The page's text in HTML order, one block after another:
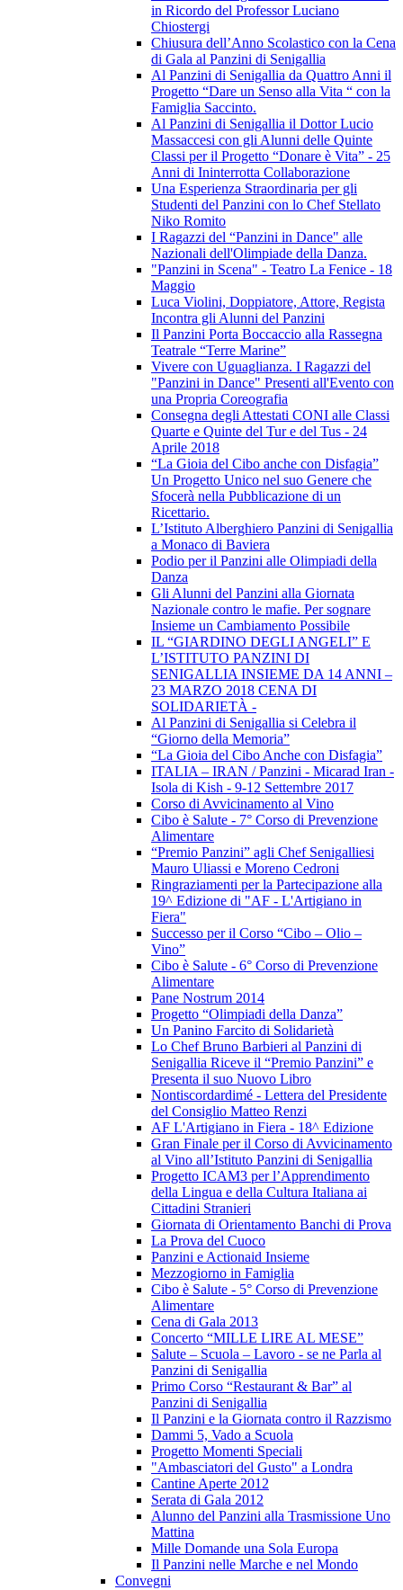
in Ricordo del Professor Luciano
Chiostergi
Chiusura dell’Anno Scolastico con la Cena
di Gala al Panzini di Senigallia
Al Panzini di Senigallia da Quattro Anni il
Progetto “Dare un Senso alla Vita “ con la
Famiglia Saccinto.
Al Panzini di Senigallia il Dottor Lucio
Massaccesi con gli Alunni delle Quinte
Classi per il Progetto “Donare è Vita” - 25
Anni di Ininterrotta Collaborazione
Una Esperienza Straordinaria per gli
Studenti del Panzini con lo Chef Stellato
Niko Romito
I Ragazzi del “Panzini in Dance" alle
Nazionali dell'Olimpiade della Danza.
"Panzini in Scena" - Teatro La Fenice - 18
Maggio
Luca Violini, Doppiatore, Attore, Regista
Incontra gli Alunni del Panzini
Il Panzini Porta Boccaccio alla Rassegna
Teatrale “Terre Marine”
Vivere con Uguaglianza. I Ragazzi del
"Panzini in Dance" Presenti all'Evento con
una Propria Coreografia
Consegna degli Attestati CONI alle Classi
Quarte e Quinte del Tur e del Tus - 24
Aprile 2018
“La Gioia del Cibo anche con Disfagia”
Un Progetto Unico nel suo Genere che
Sfocerà nella Pubblicazione di un
Ricettario.
L’Istituto Alberghiero Panzini di Senigallia
a Monaco di Baviera
Podio per il Panzini alle Olimpiadi della
Danza
Gli Alunni del Panzini alla Giornata
Nazionale contro le mafie. Per sognare
Insieme un Cambiamento Possibile
IL “GIARDINO DEGLI ANGELI” E
L’ISTITUTO PANZINI DI
SENIGALLIA INSIEME DA 14 ANNI –
23 MARZO 2018 CENA DI
SOLIDARIETÀ -
Al Panzini di Senigallia si Celebra il
“Giorno della Memoria”
“La Gioia del Cibo Anche con Disfagia”
ITALIA – IRAN / Panzini - Micarad Iran -
Isola di Kish - 9-12 Settembre 2017
Corso di Avvicinamento al Vino
Cibo è Salute - 7° Corso di Prevenzione
Alimentare
“Premio Panzini” agli Chef Senigalliesi
Mauro Uliassi e Moreno Cedroni
Ringraziamenti per la Partecipazione alla
19^ Edizione di "AF - L'Artigiano in
Fiera"
Successo per il Corso “Cibo – Olio –
Vino”
Cibo è Salute - 6° Corso di Prevenzione
Alimentare
Pane Nostrum 2014
Progetto “Olimpiadi della Danza”
Un Panino Farcito di Solidarietà
Lo Chef Bruno Barbieri al Panzini di
Senigallia Riceve il “Premio Panzini” e
Presenta il suo Nuovo Libro
Nontiscordardimé - Lettera del Presidente
del Consiglio Matteo Renzi
AF L'Artigiano in Fiera - 18^ Edizione
Gran Finale per il Corso di Avvicinamento
al Vino all’Istituto Panzini di Senigallia
Progetto ICAM3 per l’Apprendimento
della Lingua e della Cultura Italiana ai
Cittadini Stranieri
Giornata di Orientamento Banchi di Prova
La Prova del Cuoco
Panzini e Actionaid Insieme
Mezzogiorno in Famiglia
Cibo è Salute - 5° Corso di Prevenzione
Alimentare
Cena di Gala 2013
Concerto “MILLE LIRE AL MESE”
Salute – Scuola – Lavoro - se ne Parla al
Panzini di Senigallia
Primo Corso “Restaurant & Bar” al
Panzini di Senigallia
Il Panzini e la Giornata contro il Razzismo
Dammi 5, Vado a Scuola
Progetto Momenti Speciali
"Ambasciatori del Gusto" a Londra
Cantine Aperte 2012
Serata di Gala 2012
Alunno del Panzini alla Trasmissione Uno
Mattina
Mille Domande una Sola Europa
Il Panzini nelle Marche e nel Mondo
Convegni